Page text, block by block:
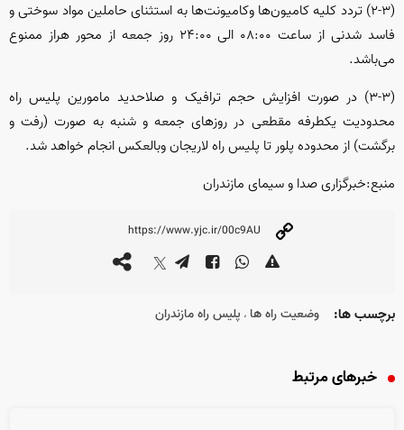
(۲-۳) تردد کلیه کامیون‌ها وکامیونت‌ها به استثنای حاملین مواد سوختی و
فاسد شدنی از ساعت ۰۸:۰۰ الی ۲۴:۰۰ روز جمعه از محور هراز ممنوع
می‌باشد.
(۳-۳) در صورت افزایش حجم ترافیک و صلاحدید مامورین پلیس راه
محدودیت یکطرفه مقطعی در روز‌های جمعه و شنبه به صورت (رفت و
برگشت) از محدوده پلور تا پلیس راه لاریجان وبالعکس انجام خواهد شد.
منبع:خبرگزاری صدا و سیمای مازندران
برچسب ها: وضعیت راه ها ، پلیس راه مازندران
خبرهای مرتبط